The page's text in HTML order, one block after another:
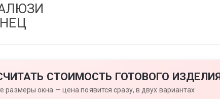
СТОИМОСТЬ ГОТОВОГО ИЗДЕЛИЯ
размеры окна — цена появится сразу, в двух вариантах